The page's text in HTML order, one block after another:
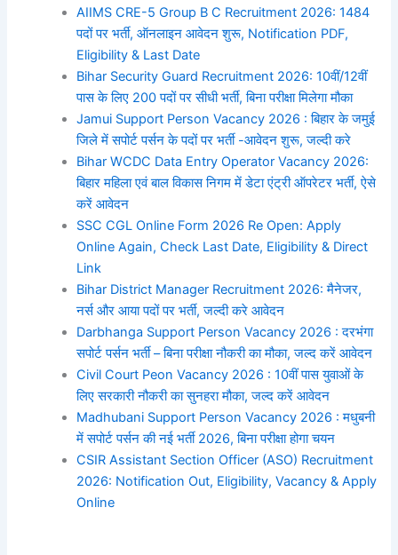
AIIMS CRE-5 Group B C Recruitment 2026: 1484
पदों पर भर्ती, ऑनलाइन आवेदन शुरू, Notification PDF,
Eligibility & Last Date
Bihar Security Guard Recruitment 2026: 10वीं/12वीं
पास के लिए 200 पदों पर सीधी भर्ती, बिना परीक्षा मिलेगा मौका
Jamui Support Person Vacancy 2026 : बिहार के जमुई
जिले में सपोर्ट पर्सन के पदों पर भर्ती -आवेदन शुरू, जल्दी करे
Bihar WCDC Data Entry Operator Vacancy 2026:
बिहार महिला एवं बाल विकास निगम में डेटा एंट्री ऑपरेटर भर्ती, ऐसे
करें आवेदन
SSC CGL Online Form 2026 Re Open: Apply
Online Again, Check Last Date, Eligibility & Direct
Link
Bihar District Manager Recruitment 2026: मैनेजर,
नर्स और आया पदों पर भर्ती, जल्दी करे आवेदन
Darbhanga Support Person Vacancy 2026 : दरभंगा
सपोर्ट पर्सन भर्ती – बिना परीक्षा नौकरी का मौका, जल्द करें आवेदन
Civil Court Peon Vacancy 2026 : 10वीं पास युवाओं के
लिए सरकारी नौकरी का सुनहरा मौका, जल्द करें आवेदन
Madhubani Support Person Vacancy 2026 : मधुबनी
में सपोर्ट पर्सन की नई भर्ती 2026, बिना परीक्षा होगा चयन
CSIR Assistant Section Officer (ASO) Recruitment
2026: Notification Out, Eligibility, Vacancy & Apply
Online